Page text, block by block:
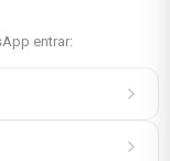
entrar: